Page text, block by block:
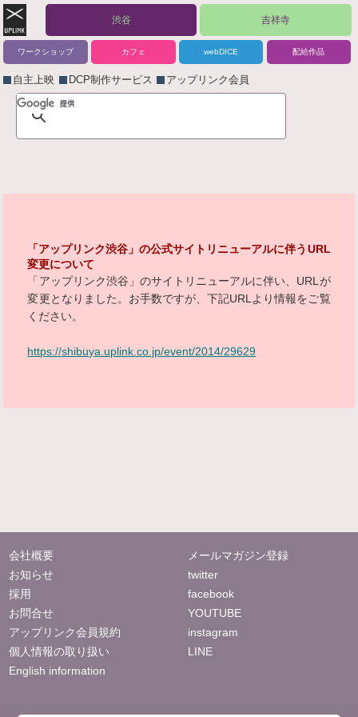
渋谷 吉祥寺
ワークショップ カフェ webDICE 配給作品
自主上映 DCP制作サービス アップリンク会員
「アップリンク渋谷」の公式サイトリニューアルに伴うURL
変更について
「アップリンク渋谷」のサイトリニューアルに伴い、URLが
変更となりました。お手数ですが、下記URLより情報をご覧
ください。
https://shibuya.uplink.co.jp/event/2014/29629
会社概要
お知らせ
採用
お問合せ
アップリンク会員規約
個人情報の取り扱い
English information
メールマガジン登録
twitter
facebook
YOUTUBE
instagram
LINE